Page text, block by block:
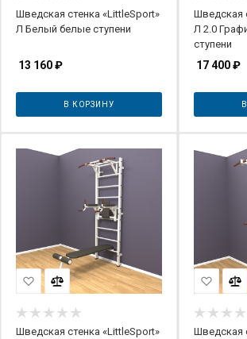
Шведская стенка «LittleSport»
Л Белый белые ступени
13 160₽
В КОРЗИНУ
Шведская
Л 2.0
ступени
17 400₽
Шведская стенка «LittleSport»
Шведская